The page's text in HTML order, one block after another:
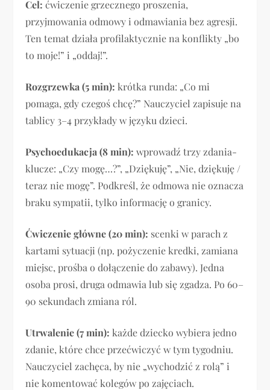
Cel: ćwiczenie grzecznego proszenia,
przyjmowania odmowy i odmawiania bez agresji.
Ten temat działa profilaktycznie na konflikty „bo
to moje!” i „oddaj!”.
Rozgrzewka (5 min): krótka runda: „Co mi
pomaga, gdy czegoś chcę?” Nauczyciel zapisuje na
tablicy 3–4 przykłady w języku dzieci.
Psychoedukacja (8 min): wprowadź trzy zdania-
klucze: „Czy mogę…?”, „Dziękuję”, „Nie, dziękuję /
teraz nie mogę”. Podkreśl, że odmowa nie oznacza
braku sympatii, tylko informację o granicy.
Ćwiczenie główne (20 min): scenki w parach z
kartami sytuacji (np. pożyczenie kredki, zamiana
miejsc, prośba o dołączenie do zabawy). Jedna
osoba prosi, druga odmawia lub się zgadza. Po 60–
90 sekundach zmiana ról.
Utrwalenie (7 min): każde dziecko wybiera jedno
zdanie, które chce przećwiczyć w tym tygodniu.
Nauczyciel zachęca, by nie „wychodzić z rolą” i
nie komentować kolegów po zajęciach.